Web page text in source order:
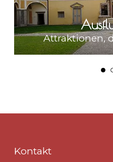
Attraktionen,
Kontakt